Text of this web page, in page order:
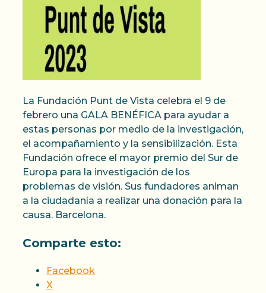
La Fundación Punt de Vista celebra el 9 de
febrero una GALA BENÉFICA para ayudar a
estas personas por medio de la investigación,
el acompañamiento y la sensibilización. Esta
Fundación ofrece el mayor premio del Sur de
Europa para la investigación de los
problemas de visión. Sus fundadores animan
a la ciudadanía a realizar una donación para la
causa. Barcelona.
Comparte esto:
Facebook
X